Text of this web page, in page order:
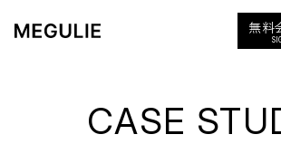
無料
CASE